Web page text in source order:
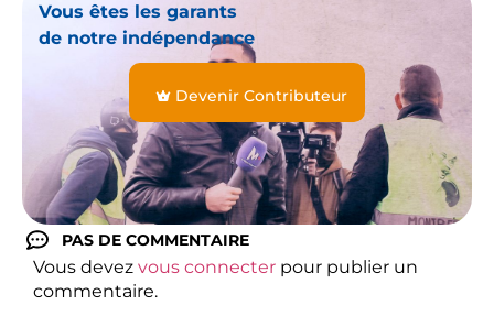
Vous êtes les garants
de notre indépendance
Devenir Contributeur
PAS DE COMMENTAIRE
Vous devez vous connecter pour publier un
commentaire.